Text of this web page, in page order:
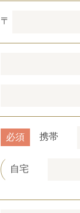
〒
必須 携帯
自宅